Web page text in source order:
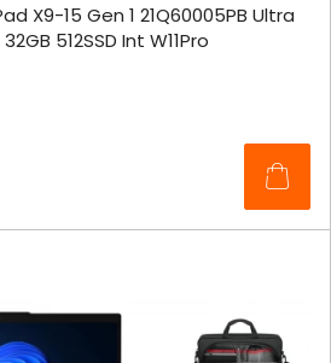
X9-15 Gen 1 21Q60005PB Ultra
512SSD Int W11Pro